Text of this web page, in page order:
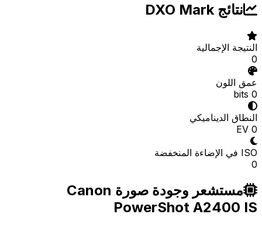
نتائج DXO Mark
النتيجة الإجمالية
0
عمق اللون
0 bits
النطاق الديناميكي
0 EV
ISO في الإضاءة المنخفضة
0
مستشعر وجودة صورة Canon
PowerShot A2400 IS